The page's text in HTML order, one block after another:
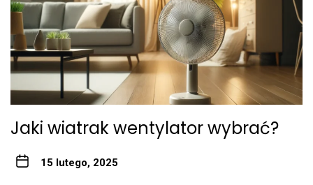
Jaki wiatrak wentylator wybrać?
15 lutego, 2025